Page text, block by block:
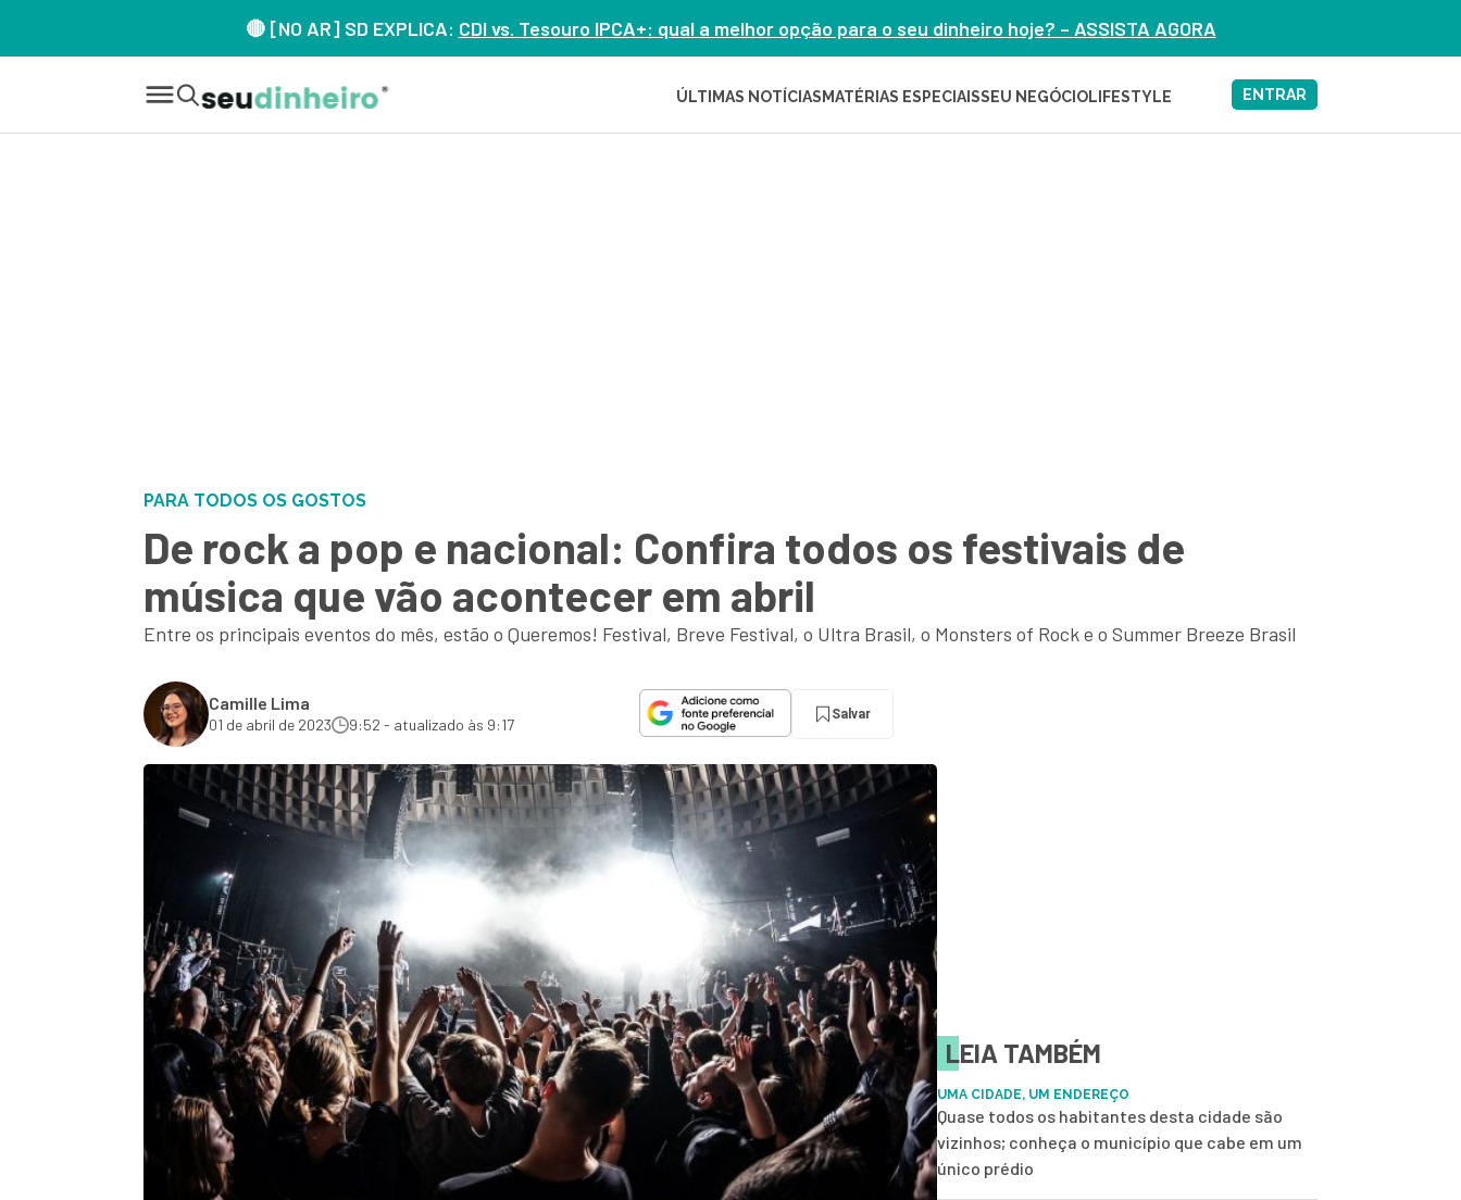
🔴 [NO AR] SD EXPLICA: CDI vs. Tesouro IPCA+: qual a melhor opção para o seu dinheiro hoje? – ASSISTA AGORA
ÚLTIMAS NOTÍCIAS MATÉRIAS ESPECIAISSEU NEGÓCIOLIFESTYLE ENTRAR
PARA TODOS OS GOSTOS
De rock a pop e nacional: Confira todos os festivais de
música que vão acontecer em abril
Entre os principais eventos do mês, estão o Queremos! Festival, Breve Festival, o Ultra Brasil, o Monsters of Rock e o Summer Breeze Brasil
Camille Lima
01 de abril de 2023 9:52 - atualizado às 9:17
Salvar
LEIA TAMBÉM
UMA CIDADE, UM ENDEREÇO
Quase todos os habitantes desta cidade são
vizinhos; conheça o município que cabe em um
único prédio